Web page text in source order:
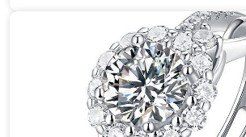
Tuy không phải là một ngày nghỉ lễ
Tết Nguyên Tiêu mang trong mình
tín ngưỡng sâu sắc, là dịp để mọi người
thành kính với tổ tiên, cầu mong những
cho bản thân và gia đình. Bài viết này
bạn những thông tin thú vị và toàn diện
Nguyên Tiêu.